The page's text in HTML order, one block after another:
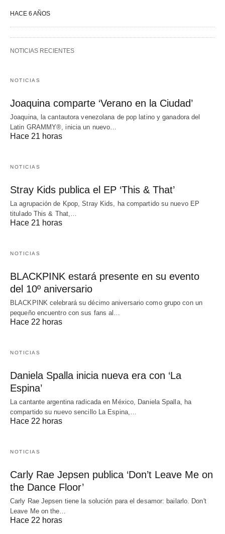
HACE 6 AÑOS
NOTICIAS RECIENTES
NOTICIAS
Joaquina comparte ‘Verano en la Ciudad’
Joaquina, la cantautora venezolana de pop latino y ganadora del
Latin GRAMMY®, inicia un nuevo…
Hace 21 horas
NOTICIAS
Stray Kids publica el EP ‘This & That’
La agrupación de Kpop, Stray Kids, ha compartido su nuevo EP
titulado This & That,…
Hace 21 horas
NOTICIAS
BLACKPINK estará presente en su evento
del 10º aniversario
BLACKPINK celebrará su décimo aniversario como grupo con un
pequeño encuentro con sus fans al…
Hace 22 horas
NOTICIAS
Daniela Spalla inicia nueva era con ‘La
Espina’
La cantante argentina radicada en México, Daniela Spalla, ha
compartido su nuevo sencillo La Espina,…
Hace 22 horas
NOTICIAS
Carly Rae Jepsen publica ‘Don’t Leave Me on
the Dance Floor’
Carly Rae Jepsen tiene la solución para el desamor: bailarlo. Don't
Leave Me on the…
Hace 22 horas